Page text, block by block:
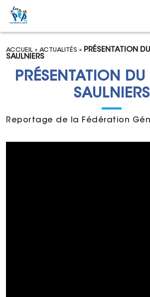
ACCUEIL » ACTUALITÉS » PRÉSENTATION
SAULNIERS
PRÉSENTATION DU
SAULNIERS
Reportage de la Fédération